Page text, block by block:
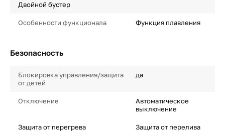
Двойной бустер
Особенности функционала Функция плавления
Безопасность
Блокировка управления/защита
от детей
да
Отключение
Автоматическое
выключение
Защита от перегрева Защита от перелива